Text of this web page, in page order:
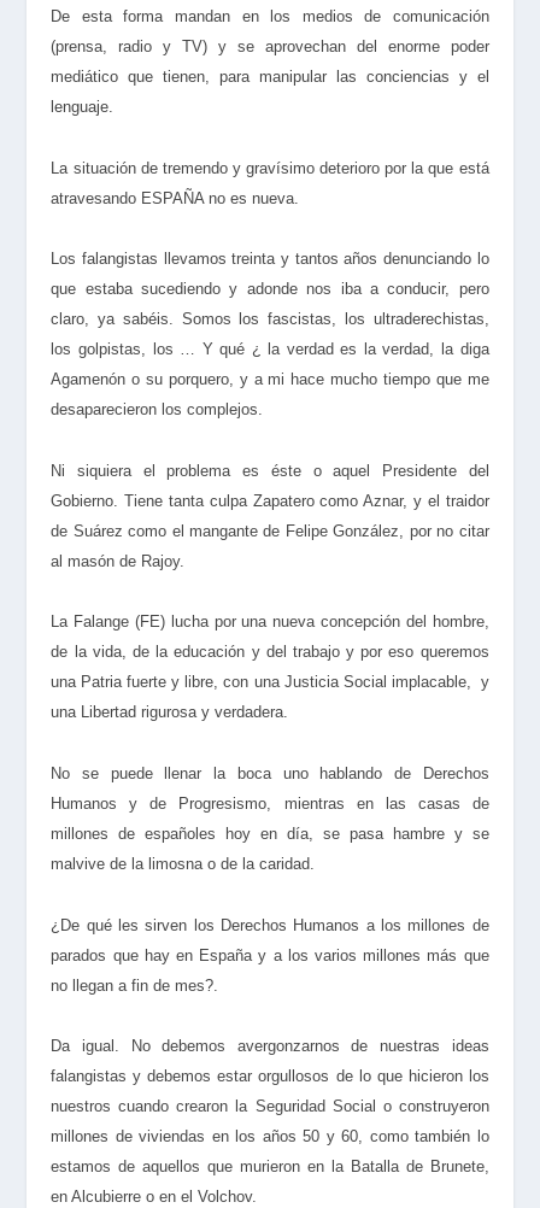
De esta forma mandan en los medios de comunicación
(prensa, radio y TV) y se aprovechan del enorme poder
mediático que tienen, para manipular las conciencias y el
lenguaje.
La situación de tremendo y gravísimo deterioro por la que está
atravesando ESPAÑA no es nueva.
Los falangistas llevamos treinta y tantos años denunciando lo
que estaba sucediendo y adonde nos iba a conducir, pero
claro, ya sabéis. Somos los fascistas, los ultraderechistas,
los golpistas, los … Y qué ¿ la verdad es la verdad, la diga
Agamenón o su porquero, y a mi hace mucho tiempo que me
desaparecieron los complejos.
Ni siquiera el problema es éste o aquel Presidente del
Gobierno. Tiene tanta culpa Zapatero como Aznar, y el traidor
de Suárez como el mangante de Felipe González, por no citar
al masón de Rajoy.
La Falange (FE) lucha por una nueva concepción del hombre,
de la vida, de la educación y del trabajo y por eso queremos
una Patria fuerte y libre, con una Justicia Social implacable, y
una Libertad rigurosa y verdadera.
No se puede llenar la boca uno hablando de Derechos
Humanos y de Progresismo, mientras en las casas de
millones de españoles hoy en día, se pasa hambre y se
malvive de la limosna o de la caridad.
¿De qué les sirven los Derechos Humanos a los millones de
parados que hay en España y a los varios millones más que
no llegan a fin de mes?.
Da igual. No debemos avergonzarnos de nuestras ideas
falangistas y debemos estar orgullosos de lo que hicieron los
nuestros cuando crearon la Seguridad Social o construyeron
millones de viviendas en los años 50 y 60, como también lo
estamos de aquellos que murieron en la Batalla de Brunete,
en Alcubierre o en el Volchov.